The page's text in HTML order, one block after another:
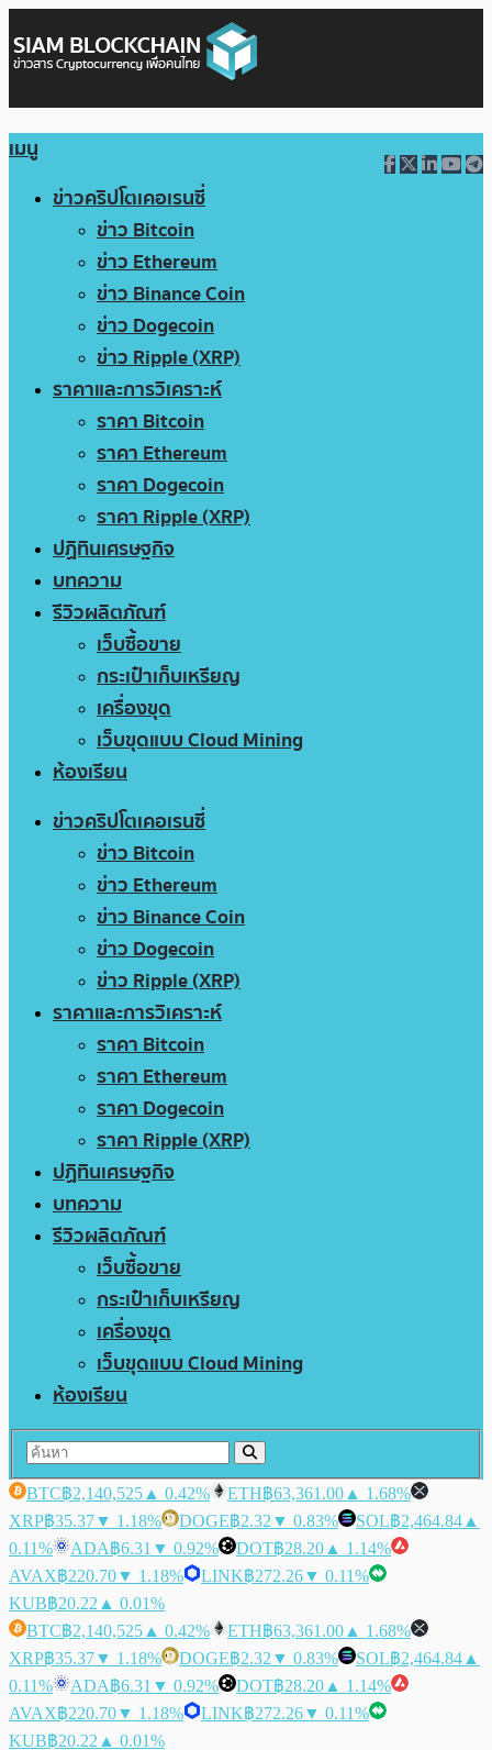
เมนู
ข่าวคริปโตเคอเรนซี่
ข่าว Bitcoin
ข่าว Ethereum
ข่าว Binance Coin
ข่าว Dogecoin
ข่าว Ripple (XRP)
ราคาและการวิเคราะห์
ราคา Bitcoin
ราคา Ethereum
ราคา Dogecoin
ราคา Ripple (XRP)
ปฏิทินเศรษฐกิจ
บทความ
รีวิวผลิตภัณฑ์
เว็บซื้อขาย
กระเป๋าเก็บเหรียญ
เครื่องขุด
เว็บขุดแบบ Cloud Mining
ห้องเรียน
ข่าวคริปโตเคอเรนซี่
ข่าว Bitcoin
ข่าว Ethereum
ข่าว Binance Coin
ข่าว Dogecoin
ข่าว Ripple (XRP)
ราคาและการวิเคราะห์
ราคา Bitcoin
ราคา Ethereum
ราคา Dogecoin
ราคา Ripple (XRP)
ปฏิทินเศรษฐกิจ
บทความ
รีวิวผลิตภัณฑ์
เว็บซื้อขาย
กระเป๋าเก็บเหรียญ
เครื่องขุด
เว็บขุดแบบ Cloud Mining
ห้องเรียน
BTC฿2,140,525 ▲ 0.42% ETH฿63,361.00 ▲ 1.68%
XRP฿35.37▼ 1.18% DOGE฿2.32 ▼ 0.83% SOL฿2,464.84 ▲
0.11%
ADA฿6.31 ▼ 0.92% DOT฿28.20 ▲ 1.14%
AVAX฿220.70▼ 1.18% LINK฿272.26▼ 0.11%
KUB฿20.22 ▲ 0.01%
BTC฿2,140,525 ▲ 0.42% ETH฿63,361.00 ▲ 1.68%
XRP฿35.37▼ 1.18% DOGE฿2.32 ▼ 0.83% SOL฿2,464.84 ▲
0.11%
ADA฿6.31 ▼ 0.92% DOT฿28.20 ▲ 1.14%
AVAX฿220.70▼ 1.18% LINK฿272.26▼ 0.11%
KUB฿20.22 ▲ 0.01%